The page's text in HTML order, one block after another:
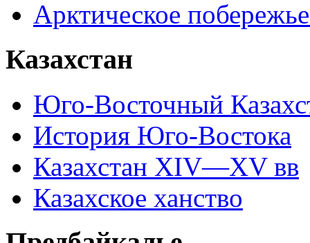
Арктическое
Казахстан
Юго-Восточный
История Юго-Востока
Казахстан XIV—XV вв
Казахское ханство